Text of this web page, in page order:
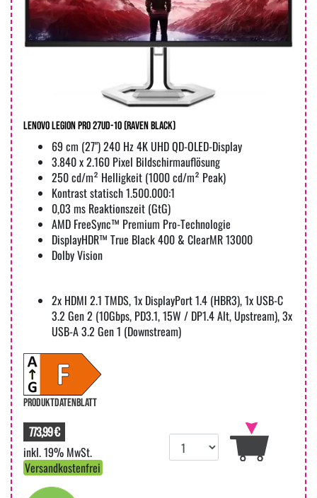
Lenovo Legion Pro 27UD-10 (raven black)
69 cm (27") 240 Hz 4K UHD QD-OLED-Display
3.840 x 2.160 Pixel Bildschirmauflösung
250 cd/m² Helligkeit (1000 cd/m² Peak)
Kontrast statisch 1.500.000:1
0,03 ms Reaktionszeit (GtG)
AMD FreeSync™ Premium Pro-Technologie
DisplayHDR™ True Black 400 & ClearMR 13000
Dolby Vision
2x HDMI 2.1 TMDS, 1x DisplayPort 1.4 (HBR3), 1x USB-C
3.2 Gen 2 (10Gbps, PD3.1, 15W / DP1.4 Alt, Upstream), 3x
USB-A 3.2 Gen 1 (Downstream)
PRODUKTDATENBLATT
773,99 €
inkl. 19% MwSt.
Versandkostenfrei